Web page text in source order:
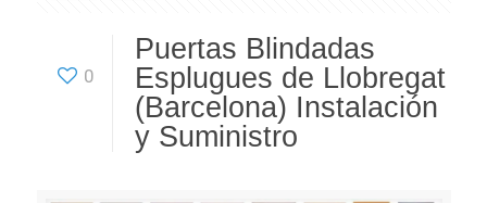
0
Puertas Blindadas
Esplugues de Llobregat
(Barcelona) Instalación
y Suministro